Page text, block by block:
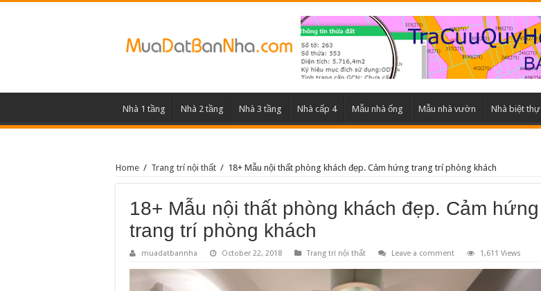
Nhà 1 tầng Nhà 2 tầng Nhà 3 tầng Nhà cấp 4 Mẫu nhà ống Mẫu nhà vườn Nhà biệt thự
Home / Trang trí nội thất / 18+ Mẫu nội thất phòng khách đẹp. Cảm hứng trang trí phòng khách
18+ Mẫu nội thất phòng khách đẹp. Cảm hứng
trang trí phòng khách
muadatbannha October 22, 2018 Trang trí nội thất Leave a comment 1,611 Views